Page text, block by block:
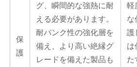
保
護
グ、瞬間的な強熱に耐
える必要があります。
耐パンク性の強化層を
備え、より高い絶縁グ
レードを備えた製品も
軽
な
護
は
た